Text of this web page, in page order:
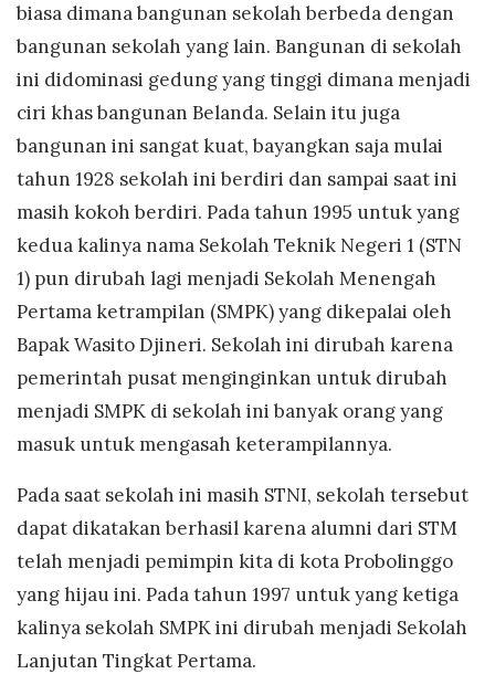
biasa dimana bangunan sekolah berbeda dengan
bangunan sekolah yang lain. Bangunan di sekolah
ini didominasi gedung yang tinggi dimana menjadi
ciri khas bangunan Belanda. Selain itu juga
bangunan ini sangat kuat, bayangkan saja mulai
tahun 1928 sekolah ini berdiri dan sampai saat ini
masih kokoh berdiri. Pada tahun 1995 untuk yang
kedua kalinya nama Sekolah Teknik Negeri 1 (STN
1) pun dirubah lagi menjadi Sekolah Menengah
Pertama ketrampilan (SMPK) yang dikepalai oleh
Bapak Wasito Djineri. Sekolah ini dirubah karena
pemerintah pusat menginginkan untuk dirubah
menjadi SMPK di sekolah ini banyak orang yang
masuk untuk mengasah keterampilannya.
Pada saat sekolah ini masih STNI, sekolah tersebut
dapat dikatakan berhasil karena alumni dari STM
telah menjadi pemimpin kita di kota Probolinggo
yang hijau ini. Pada tahun 1997 untuk yang ketiga
kalinya sekolah SMPK ini dirubah menjadi Sekolah
Lanjutan Tingkat Pertama.